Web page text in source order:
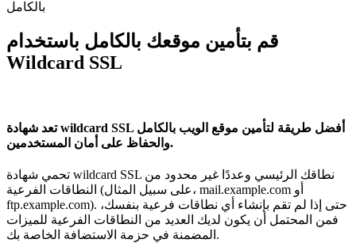
بالكامل
قم بتأمين موقعك بالكامل باستخدام
Wildcard SSL
تعد شهادة wildcard SSL أفضل طريقة لتأمين موقع الويب بالكامل
والحفاظ على أمان المستخدمين.
تحمي شهادة wildcard SSL نطاقك الرئيسي وعددًا غير محدود من
النطاقات الفرعية (على سبيل المثال، mail.example.com أو
ftp.example.com). حتى إذا لم تقم بإنشاء أي نطاقات فرعية بنفسك،
فمن المحتمل أن يكون لديك العديد من النطاقات الفرعية للميزات
المضمنة في حزمة الاستضافة الخاصة بك.